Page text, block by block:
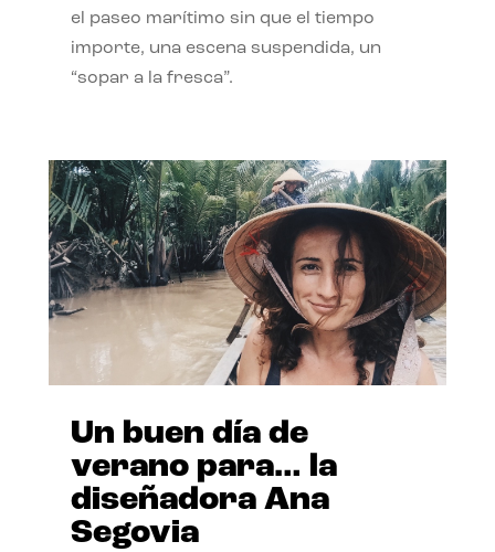
el paseo marítimo sin que el tiempo
importe, una escena suspendida, un
“sopar a la fresca”.
Un buen día de
verano para… la
diseñadora Ana
Segovia